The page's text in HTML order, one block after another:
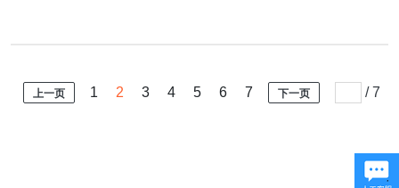
上一页 1 2 3 4 5 6 7 下一页 /7